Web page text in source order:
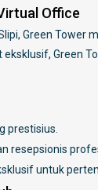
Office
Green Tower
eksklusif, Green
prestisius.
resepsionis
untuk